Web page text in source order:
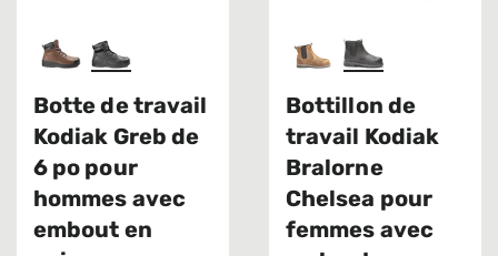
Botte de travail
Kodiak Greb de
6 po pour
hommes avec
embout en
Bottillon de
travail Kodiak
Bralorne
Chelsea pour
femmes avec